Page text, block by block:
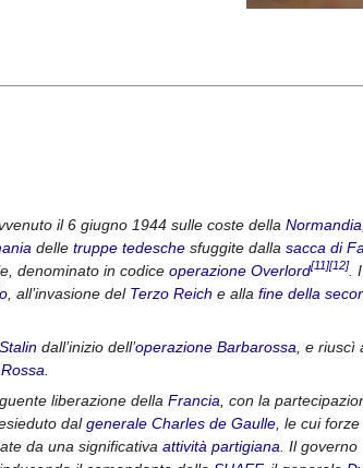
il 6 giugno 1944 sulle coste della Normandia
delle truppe tedesche sfuggite dalla sacca di
denominato in codice operazione Overlord[11][12]
. I
, all’invasione del Terzo Reich e alla fine della
Stalin dall’inizio dell’operazione Barbarossa , e riuscì
liberazione della Francia , con la
dalgenerale Charles de Gaulle , le cui forze
da una significativa attività partigiana . Il governo